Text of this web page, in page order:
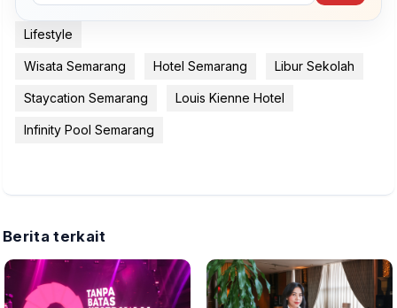
Lifestyle
Wisata Semarang Hotel Semarang Libur Sekolah
Staycation Semarang Louis Kienne Hotel
Infinity Pool Semarang
Berita terkait